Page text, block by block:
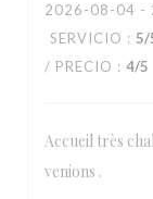
2026-08-04 -
SERVICIO : 5/
/ PRECIO : 4/5
Accueil très
venions .